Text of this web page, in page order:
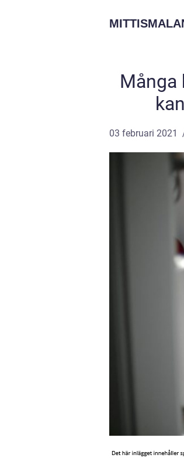
Många
03 februari 2021